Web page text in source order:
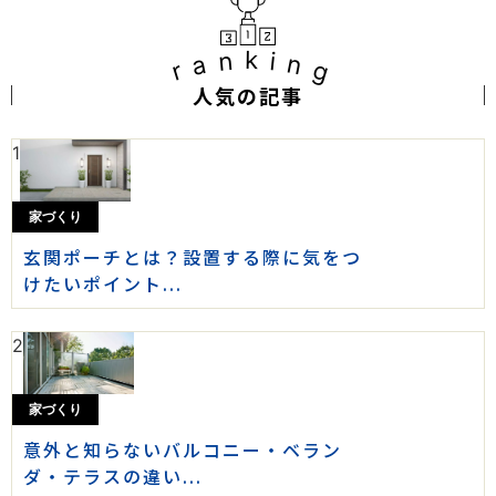
ranking
人気の記事
1
家づくり
玄関ポーチとは？設置する際に気をつ
けたいポイント...
2
家づくり
意外と知らないバルコニー・ベラン
ダ・テラスの違い...